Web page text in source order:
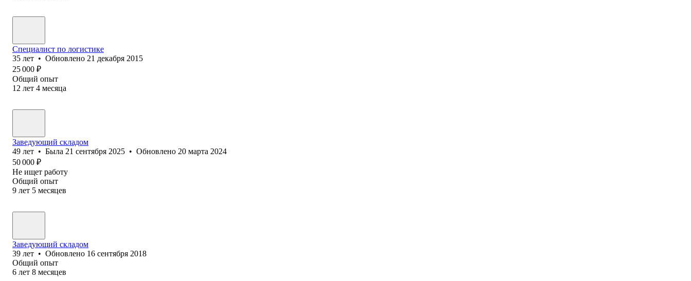
Специалист по логистике
35 лет • Обновлено 21 декабря 2015
25 000 ₽
Общий опыт
12 лет 4 месяца
Заведующий складом
49 лет • Была 21 сентября 2025 • Обновлено 20 марта 2024
50 000 ₽
Не ищет работу
Общий опыт
9 лет 5 месяцев
Заведующий складом
39 лет • Обновлено 16 сентября 2018
Общий опыт
6 лет 8 месяцев